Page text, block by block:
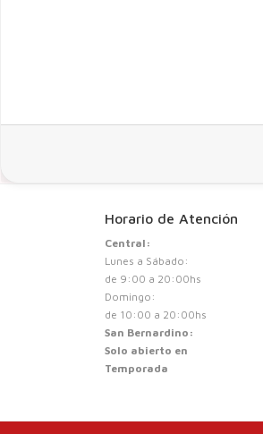
Horario de Atención
Central:
Lunes a Sábado:
de 9:00 a 20:00hs
Domingo:
de 10:00 a 20:00hs
San Bernardino:
Solo abierto en
Temporada